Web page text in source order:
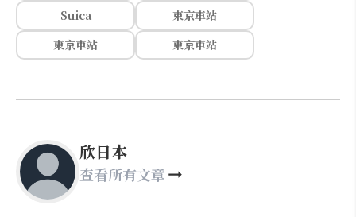
Suica
東京車站
東京車站
東京車站
欣日本
查看所有文章